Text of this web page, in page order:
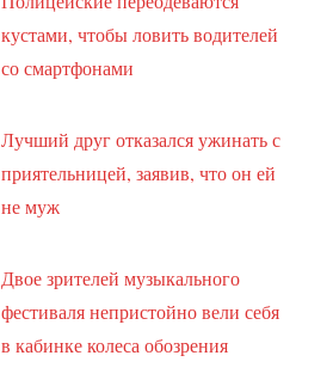
кустами, чтобы ловить водителей
со смартфонами
Лучший друг отказался ужинать с
приятельницей, заявив, что он ей
не муж
Двое зрителей музыкального
фестиваля непристойно вели себя
в кабинке колеса обозрения